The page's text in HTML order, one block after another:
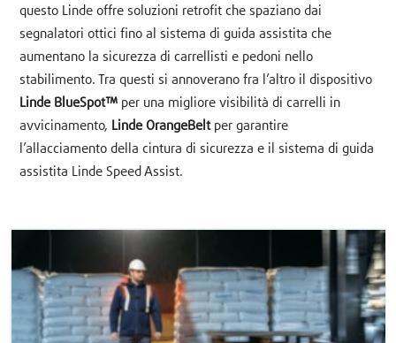
questo Linde offre soluzioni retrofit che spaziano dai
segnalatori ottici fino al sistema di guida assistita che
aumentano la sicurezza di carrellisti e pedoni nello
stabilimento. Tra questi si annoverano fra l’altro il dispositivo
Linde BlueSpot™ per una migliore visibilità di carrelli in
avvicinamento, Linde OrangeBeltper garantire
l’allacciamento della cintura di sicurezza e il sistema di guida
assistita Linde Speed Assist.